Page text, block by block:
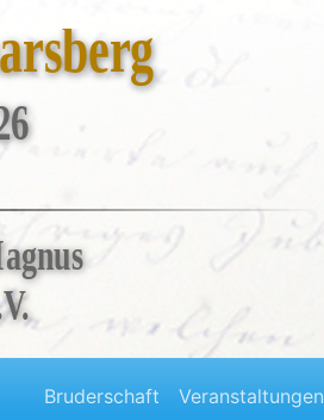
Bruderschaft Veranstaltungen